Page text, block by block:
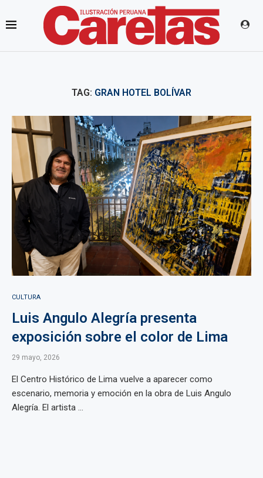
TAG: GRAN HOTEL BOLÍVAR
CULTURA
Luis Angulo Alegría presenta
exposición sobre el color de Lima
29 mayo, 2026
El Centro Histórico de Lima vuelve a aparecer como
escenario, memoria y emoción en la obra de Luis Angulo
Alegría. El artista ...